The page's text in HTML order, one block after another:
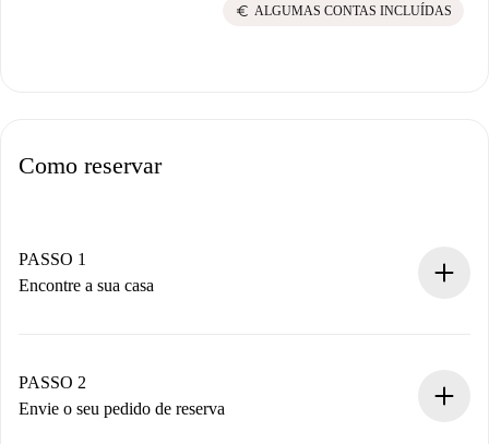
euro ALGUMAS CONTAS INCLUÍDAS
Como reservar
PASSO 1
Encontre a sua casa
Você tem todas as informações necessárias
antecipadamente.
PASSO 2
Envie o seu pedido de reserva